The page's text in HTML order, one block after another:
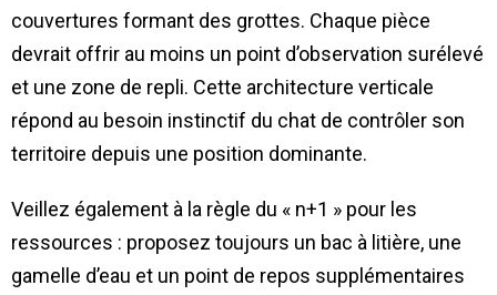
couvertures formant des grottes. Chaque pièce
devrait offrir au moins un point d’observation surélevé
et une zone de repli. Cette architecture verticale
répond au besoin instinctif du chat de contrôler son
territoire depuis une position dominante.
Veillez également à la règle du « n+1 » pour les
ressources : proposez toujours un bac à litière, une
gamelle d’eau et un point de repos supplémentaires